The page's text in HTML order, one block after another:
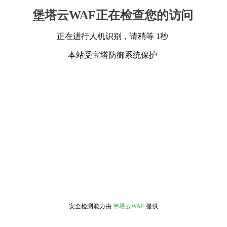
堡塔云WAF正在检查您的访问
正在进行人机识别，请稍等 1秒
本站受宝塔防御系统保护
安全检测能力由 堡塔云WAF 提供